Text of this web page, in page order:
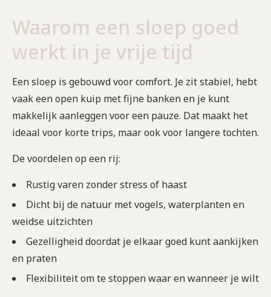
Waarom een sloep goed
werkt in je vrije tijd
Een sloep is gebouwd voor comfort. Je zit stabiel, hebt
vaak een open kuip met fijne banken en je kunt
makkelijk aanleggen voor een pauze. Dat maakt het
ideaal voor korte trips, maar ook voor langere tochten.
De voordelen op een rij:
Rustig varen zonder stress of haast
Dicht bij de natuur met vogels, waterplanten en
weidse uitzichten
Gezelligheid doordat je elkaar goed kunt aankijken
en praten
Flexibiliteit om te stoppen waar en wanneer je wilt